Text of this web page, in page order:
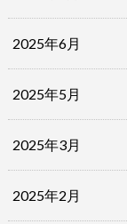
2025年6月
2025年5月
2025年3月
2025年2月